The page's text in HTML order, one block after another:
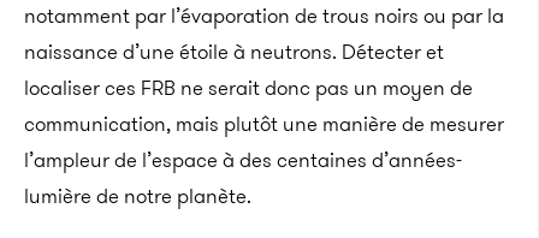
notamment par l’évaporation de trous noirs ou par la
naissance d’une étoile à neutrons. Détecter et
localiser ces FRB ne serait donc pas un moyen de
communication, mais plutôt une manière de mesurer
l’ampleur de l’espace à des centaines d’années-
lumière de notre planète.